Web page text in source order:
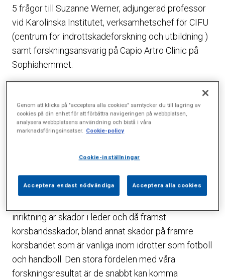
5 frågor till Suzanne Werner, adjungerad professor
vid Karolinska Institutet, verksamhetschef för CIFU
(centrum för indrottskadeforskning och utbildning )
samt forskningsansvarig på Capio Artro Clinic på
Sophiahemmet.
– Jag ska se till att vi får duktiga doktorander, att vi
producerar många avhandlingar och inte minst ska
jag ansöka om forskningspengar till olika projekt.
Vad är det för sorts forskning ni håller på med?
– Vi ägnar oss åt klinisk forskning, det vill säga
forskning på människor till skillnad från
inriktning är skador i leder och då främst
korsbandsskador, bland annat skador på främre
korsbandet som är vanliga inom idrotter som fotboll
och handboll. Den stora fördelen med våra
forskningsresultat är de snabbt kan komma
Genom att klicka på "acceptera alla cookies" samtycker du till lagring av
cookies på din enhet för att förbättra navigeringen på webbplatsen,
analysera webbplatsens användning och bistå i våra
marknadsföringsinsatser. Cookie-policy
Cookie-inställningar
Acceptera endast nödvändiga Acceptera alla cookies